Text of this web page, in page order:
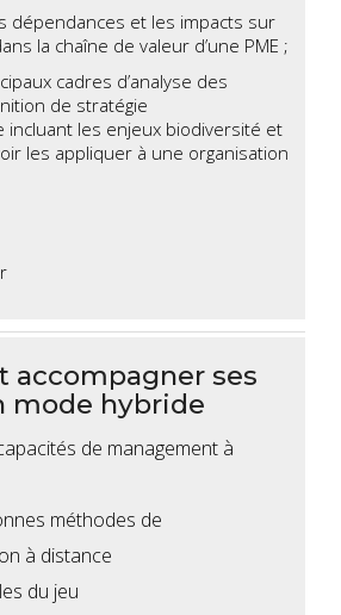
dépendances et les impacts sur
la chaîne de valeur d’une PME ;
cadres d’analyse des
de stratégie
incluant les enjeux biodiversité et
les appliquer à une organisation
accompagner ses
mode hybride
de management à
méthodes de
à distance
du jeu